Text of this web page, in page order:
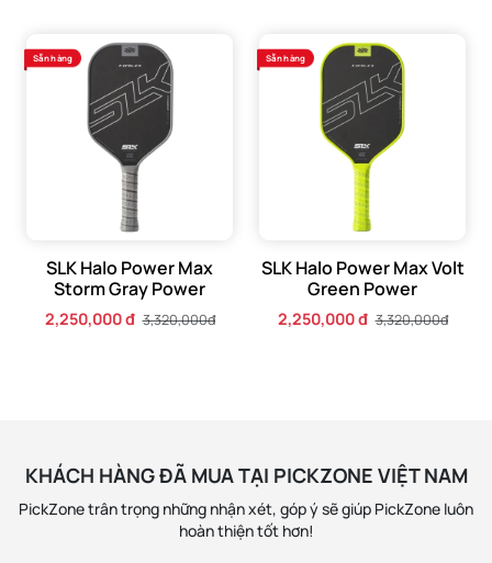
Sẵn hàng
SLK Halo Power Max
Storm Gray Power
2,250,000 đ 3,320,000đ
Sẵn hàng
SLK Halo Power Max Volt
Green Power
2,250,000 đ 3,320,000đ
KHÁCH HÀNG ĐÃ MUA TẠI PICKZONE VIỆT NAM
PickZone trân trọng những nhận xét, góp ý sẽ giúp PickZone luôn
hoàn thiện tốt hơn!